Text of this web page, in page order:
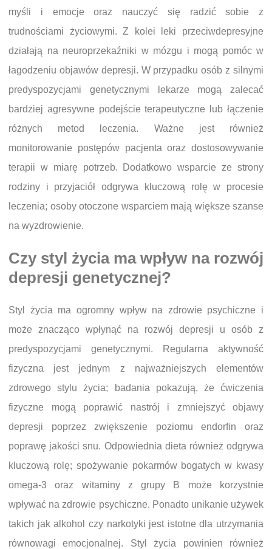
myśli i emocje oraz nauczyć się radzić sobie z
trudnościami życiowymi. Z kolei leki przeciwdepresyjne
działają na neuroprzekaźniki w mózgu i mogą pomóc w
łagodzeniu objawów depresji. W przypadku osób z silnymi
predyspozycjami genetycznymi lekarze mogą zalecać
bardziej agresywne podejście terapeutyczne lub łączenie
różnych metod leczenia. Ważne jest również
monitorowanie postępów pacjenta oraz dostosowywanie
terapii w miarę potrzeb. Dodatkowo wsparcie ze strony
rodziny i przyjaciół odgrywa kluczową rolę w procesie
leczenia; osoby otoczone wsparciem mają większe szanse
na wyzdrowienie.
Czy styl życia ma wpływ na rozwój
depresji genetycznej?
Styl życia ma ogromny wpływ na zdrowie psychiczne i
może znacząco wpłynąć na rozwój depresji u osób z
predyspozycjami genetycznymi. Regularna aktywność
fizyczna jest jednym z najważniejszych elementów
zdrowego stylu życia; badania pokazują, że ćwiczenia
fizyczne mogą poprawić nastrój i zmniejszyć objawy
depresji poprzez zwiększenie poziomu endorfin oraz
poprawę jakości snu. Odpowiednia dieta również odgrywa
kluczową rolę; spożywanie pokarmów bogatych w kwasy
omega-3 oraz witaminy z grupy B może korzystnie
wpływać na zdrowie psychiczne. Ponadto unikanie używek
takich jak alkohol czy narkotyki jest istotne dla utrzymania
równowagi emocjonalnej. Styl życia powinien również